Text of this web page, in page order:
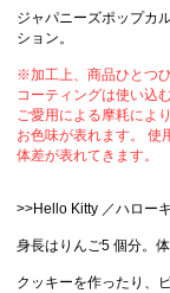
ジャパニーズポップカ
ション。
※加工上、商品ひとつ
コーティングは使い込
ご愛用による摩耗によ
お色味が表れます。 使
体差が表れてきます。
>>Hello Kitty ／ハロー
身長はりんご5 個分。
クッキーを作ったり、